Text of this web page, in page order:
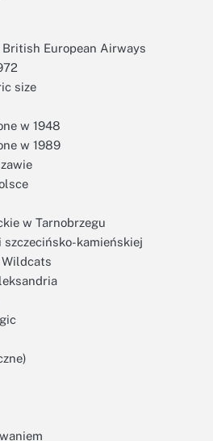
European Airways
size
w 1948
w 1989
w Tarnobrzegu
szczecińsko-kamieńskiej
Wildcats